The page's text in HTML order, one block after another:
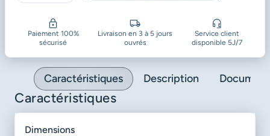
Paiement 100%
sécurisé
Livraison en 3 à 5 jours
ouvrés
Service client
disponible 5J/7
Caractéristiques Description
Caractéristiques
dimensions